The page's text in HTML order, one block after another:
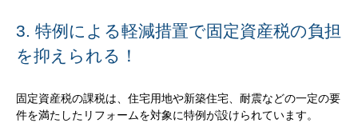
3. 特例による軽減措置で固定資産税の負担
を抑えられる！
固定資産税の課税は、住宅用地や新築住宅、耐震などの一定の要
件を満たしたリフォームを対象に特例が設けられています。